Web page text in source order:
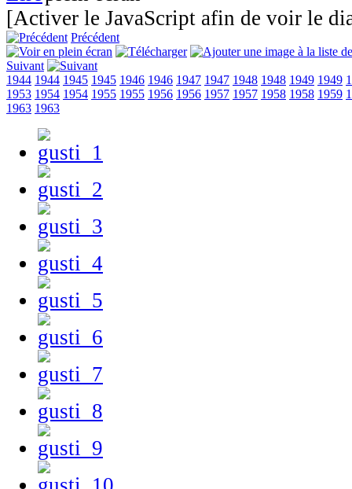
[Activer le JavaScript afin de voir le
Précédent
Suivant
1944 1944 1945 1945 1946 1946 1947 1947 1948 1948 1949 1949
1953 1954 1954 1955 1955 1956 1956 1957 1957 1958 1958 1959
1963 1963